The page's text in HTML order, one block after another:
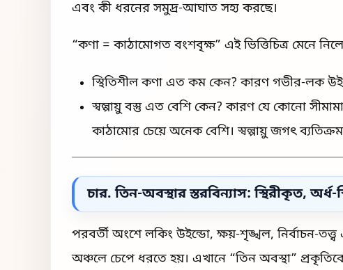
এবং কী ধরনের সমুদ্র-আঘাত সহ্য করছে।
“কণা = কাঠামোগত বংশবৃক্ষ” এই ভিত্তিচিত্র মেনে
স্থিতিশীল কণা এত কম কেন? কারণ গভীর-লক
স্বল্পায়ু বস্তু এত বেশি কেন? কারণ যে কোনো
কাঠামোর চেয়ে অনেক বেশি। স্বল্পায়ু জগৎ
চার. তিন-অবস্থার স্তরবিন্যাস: স্থিরীকৃত, অর্ধ-
পরবর্তী অংশে লকিং উইন্ডো, ক্ষয়-শৃঙ্খল, নির্বাচন-
অঞ্চলে চেপে ধরতে হয়। এখানে “তিন অবস্থা”